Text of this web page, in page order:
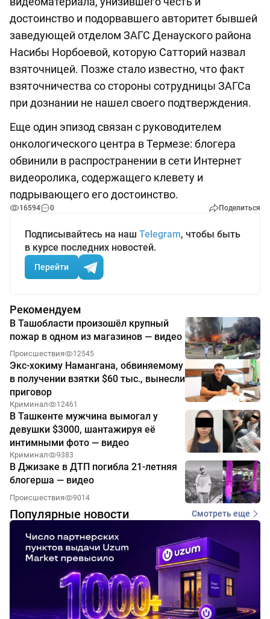
достоинство и подорвавшего авторитет бывшей
заведующей отделом ЗАГС Денауского района
Насибы Норбоевой, которую Сатторий назвал
взяточницей. Позже стало известно, что факт
взяточничества со стороны сотрудницы ЗАГСа
при дознании не нашел своего подтверждения.
Еще один эпизод связан с руководителем
онкологического центра в Термезе: блогера
обвинили в распространении в сети Интернет
видеоролика, содержащего клевету и
подрывающего его достоинство.
16594 0 Поделиться
Подписывайтесь на наш Telegram, чтобы быть
в курсе последних новостей.
Перейти
Рекомендуем
В Ташобласти произошёл крупный
пожар в одном из магазинов — видео
Происшествия 12545
Экс-хокиму Намангана, обвиняемому
в получении взятки $60 тыс., вынесли
приговор
Криминал 12461
В Ташкенте мужчина вымогал у
девушки $3000, шантажируя её
интимными фото — видео
Криминал 9383
В Джизаке в ДТП погибла 21-летняя
блогерша — видео
Происшествия 9014
Популярные новости Смотреть еще